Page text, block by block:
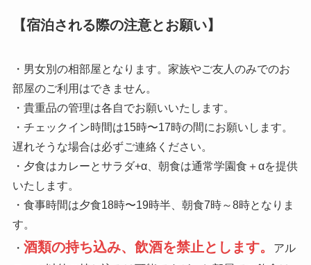
【宿泊される際の注意とお願い】
・男女別の相部屋となります。家族やご友人のみでのお
部屋のご利用はできません。
・貴重品の管理は各自でお願いいたします。
・チェックイン時間は15時〜17時の間にお願いします。
遅れそうな場合は必ずご連絡ください。
・夕食はカレーとサラダ+α、朝食は通常学園食＋αを提供
いたします。
・食事時間は夕食18時〜19時半、朝食7時～8時となりま
す。
・ 酒類の持ち込み、飲酒を禁止とします。
アル